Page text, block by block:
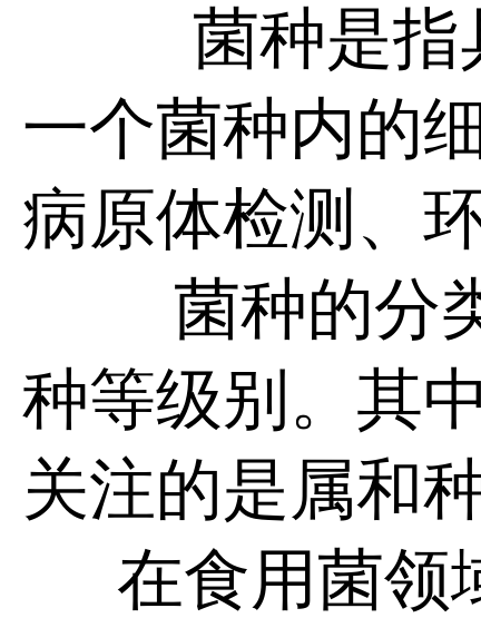
菌种是指具
一个菌种内的
病原体检测、
菌种的分类
种等级别。其
关注的是属和
在食用菌领